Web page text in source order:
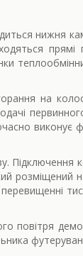
нижня
прямі
на
виконує
Підключення
повітря